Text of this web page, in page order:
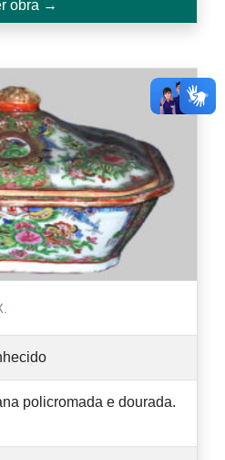
obra →
policromada e dourada.